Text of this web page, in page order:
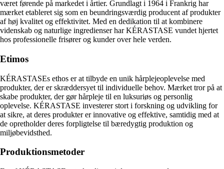
været førende på markedet i årtier. Grundlagt i 1964 i Frankrig har
mærket etableret sig som en beundringsværdig producent af produkter
af høj kvalitet og effektivitet. Med en dedikation til at kombinere
videnskab og naturlige ingredienser har KÉRASTASE vundet hjertet
hos professionelle frisører og kunder over hele verden.
Etimos
KÉRASTASEs ethos er at tilbyde en unik hårplejeoplevelse med
produkter, der er skræddersyet til individuelle behov. Mærket tror på at
skabe produkter, der gør hårpleje til en luksuriøs og personlig
oplevelse. KÉRASTASE investerer stort i forskning og udvikling for
at sikre, at deres produkter er innovative og effektive, samtidig med at
de opretholder deres forpligtelse til bæredygtig produktion og
miljøbevidsthed.
Produktionsmetoder